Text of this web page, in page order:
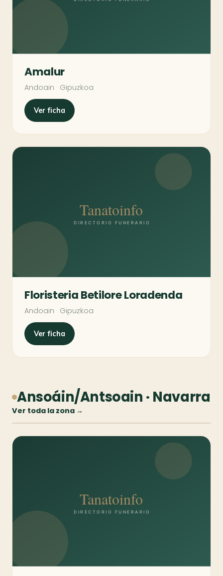
Amalur
Andoain · Gipuzkoa
Ver ficha
Floristeria Betilore Loradenda
Andoain · Gipuzkoa
Ver ficha
Ansoáin/Antsoain · Navarra
Ver toda la zona →